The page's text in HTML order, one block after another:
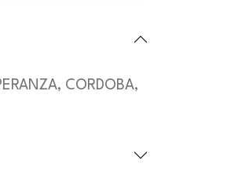
CORDOBA,